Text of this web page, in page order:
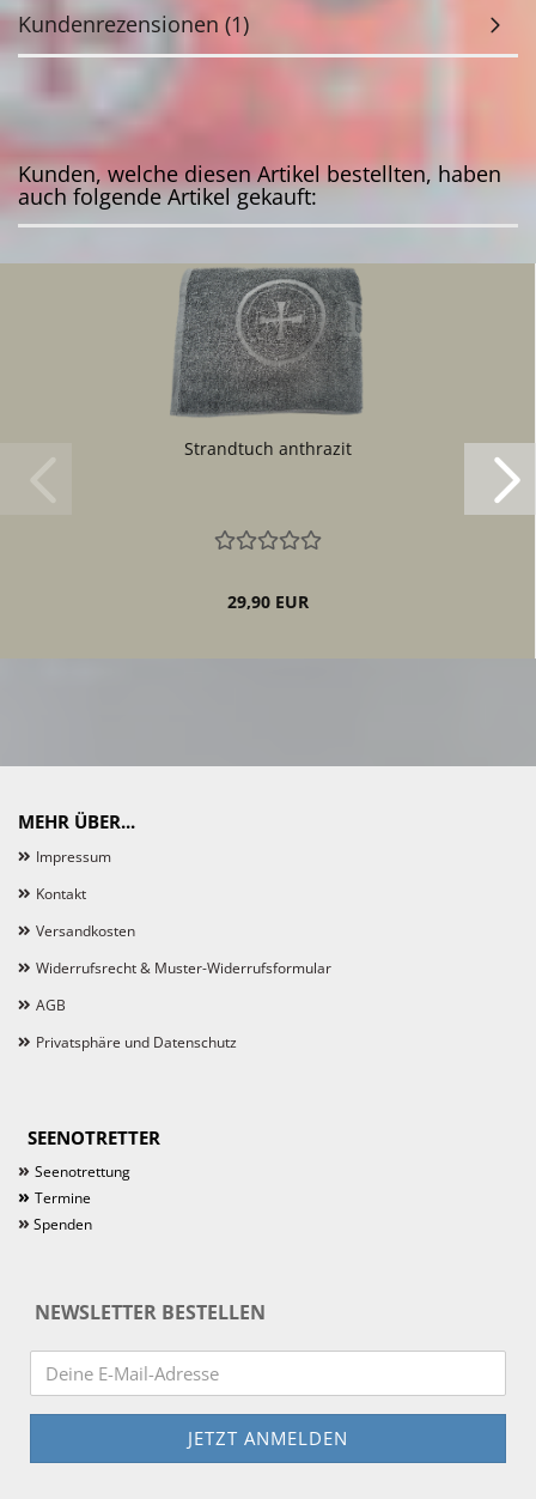
Kundenrezensionen (1)
Kunden, welche diesen Artikel bestellten, haben
auch folgende Artikel gekauft:
Strandtuch anthrazit
29,90 EUR
MEHR ÜBER...
Impressum
Kontakt
Versandkosten
Widerrufsrecht & Muster-Widerrufsformular
AGB
Privatsphäre und Datenschutz
SEENOTRETTER
» Seenotrettung
» Termine
» Spenden
NEWSLETTER BESTELLEN